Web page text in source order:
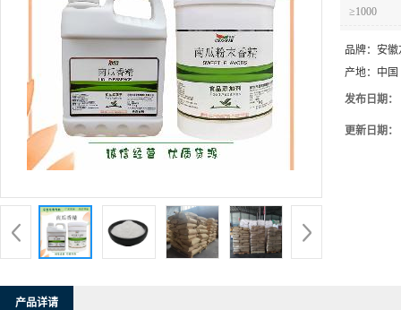
≥1000
品牌： 安徽
产地： 中国
发布日期：
更新日期：
产品详请